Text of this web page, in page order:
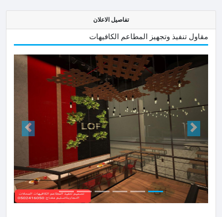
تفاصيل الاعلان
مقاول تنفيذ وتجهيز المطاعم الكافيهات
Next Prev